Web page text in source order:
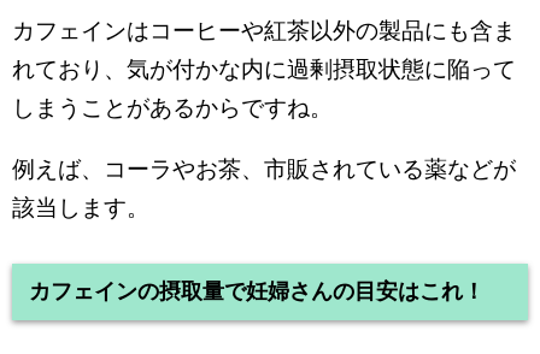
カフェインはコーヒーや紅茶以外の製品にも含ま
れており、気が付かな内に過剰摂取状態に陥って
しまうことがあるからですね。
例えば、コーラやお茶、市販されている薬などが
該当します。
カフェインの摂取量で妊婦さんの目安はこれ！